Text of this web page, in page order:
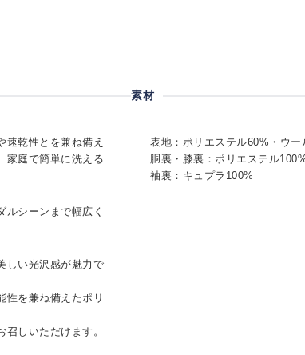
速乾性とを兼ね備え
家庭で簡単に洗える
シーンまで幅広く
しい光沢感が魅力で
性を兼ね備えたポリ
しいただけます。
素材
表地：ポリエステル60%・ウー
胴裏・膝裏：ポリエステル
袖裏：キュプラ100%